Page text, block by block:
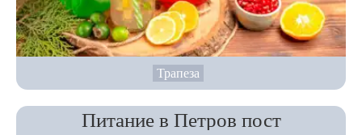
Трапеза
Питание в Петров пост